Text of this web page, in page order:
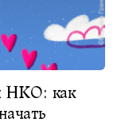
НКО: как